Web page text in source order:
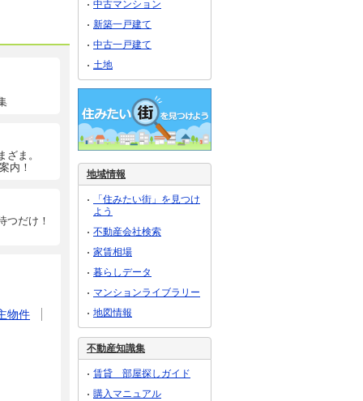
ま。
内！
つだけ！
物件
中古マンション
新築一戸建て
中古一戸建て
土地
地域情報
「住みたい街」を見つけ
よう
不動産会社検索
家賃相場
暮らしデータ
マンションライブラリー
地図情報
不動産知識集
賃貸 部屋探しガイド
購入マニュアル